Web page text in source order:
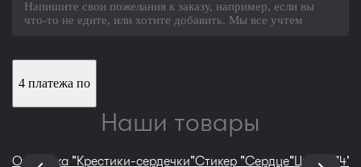
4 платежа по
Наши товары
Открытка "Крестики-сердечки"Стикер "Сердце"Цифра "4"